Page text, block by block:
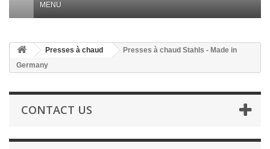
MENU
Presses à chaud
Presses à chaud Stahls - Made in
Germany
CONTACT US